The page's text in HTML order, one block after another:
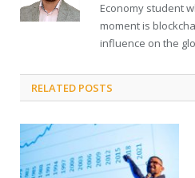
Economy student
moment is
influence on the
RELATED POSTS